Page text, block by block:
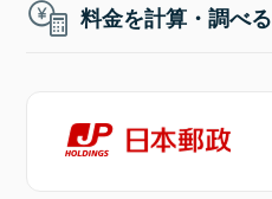
料金を計算・調べる